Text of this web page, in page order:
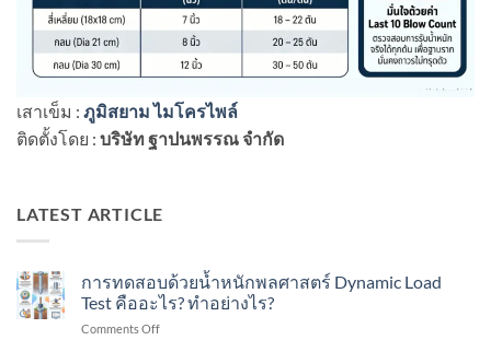
เสาเข็ม : ภูมิสยาม ไมโครไพล์
ติดตั้งโดย : บริษัท ฐาปนพรรณ จำกัด
LATEST ARTICLE
การทดสอบด้วยน้ำหนักพลศาสตร์ Dynamic Load
Test คืออะไร? ทำอย่างไร?
Comments Offon